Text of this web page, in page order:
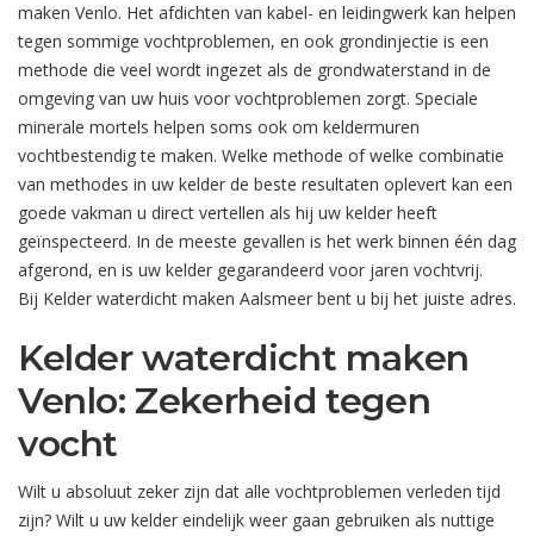
maken Venlo. Het afdichten van kabel- en leidingwerk kan helpen
tegen sommige vochtproblemen, en ook grondinjectie is een
methode die veel wordt ingezet als de grondwaterstand in de
omgeving van uw huis voor vochtproblemen zorgt. Speciale
minerale mortels helpen soms ook om keldermuren
vochtbestendig te maken. Welke methode of welke combinatie
van methodes in uw kelder de beste resultaten oplevert kan een
goede vakman u direct vertellen als hij uw kelder heeft
geïnspecteerd. In de meeste gevallen is het werk binnen één dag
afgerond, en is uw kelder gegarandeerd voor jaren vochtvrij.
Bij Kelder waterdicht maken Aalsmeer bent u bij het juiste adres.
Kelder waterdicht maken
Venlo: Zekerheid tegen
vocht
Wilt u absoluut zeker zijn dat alle vochtproblemen verleden tijd
zijn? Wilt u uw kelder eindelijk weer gaan gebruiken als nuttige